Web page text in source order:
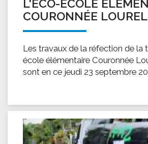
L'ÉCO-ÉCOLE
COURONNÉE LOUREL
Les travaux de la réfection de la
école élémentaire Couronnée
sont en ce jeudi 23 septembre